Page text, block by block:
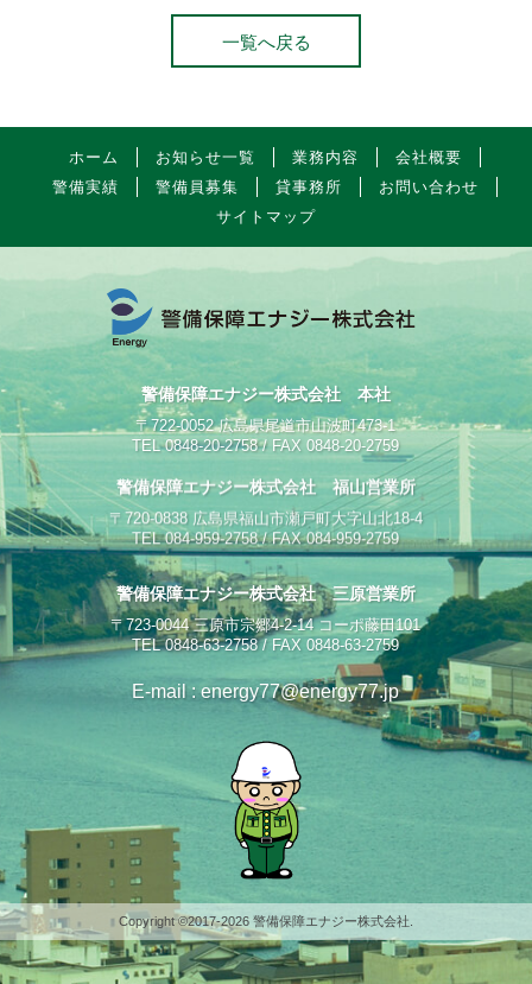
一覧へ戻る
ホーム お知らせ一覧 業務内容
会社概要
警備実績
警備員募集 貸事務所
お問い合わせ
サイトマップ
警備保障エナジー株式会社 本社
〒722-0052 広島県尾道市山波町473-1
TEL 0848-20-2758 / FAX 0848-20-2759
警備保障エナジー株式会社 福山営業所
〒720-0838 広島県福山市瀬戸町大字山北18-4
TEL 084-959-2758 / FAX 084-959-2759
警備保障エナジー株式会社 三原営業所
〒723-0044 三原市宗郷4-2-14 コーポ藤田101
TEL 0848-63-2758 / FAX 0848-63-2759
E-mail : energy77@energy77.jp
Copyright ©2017-2026 警備保障エナジー株式会社.